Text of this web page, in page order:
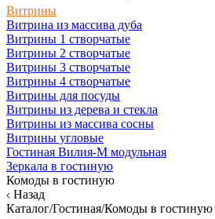
Витрины
Витрина из массива дуба
Витрины 1 створчатые
Витрины 2 створчатые
Витрины 3 створчатые
Витрины 4 створчатые
Витрины для посуды
Витрины из дерева и стекла
Витрины из массива сосны
Витрины угловые
Гостиная Вилия-М модульная
Зеркала в гостиную
Комоды в гостиную
Назад
Каталог/Гостиная/Комоды в гостиную